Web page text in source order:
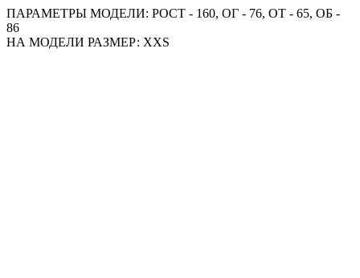
ПАРАМЕТРЫ МОДЕЛИ: РОСТ - 160, ОГ - 76, ОТ - 65, ОБ -
86
НА МОДЕЛИ РАЗМЕР: XXS